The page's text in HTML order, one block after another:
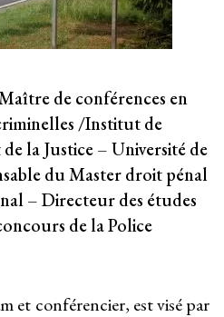
de conférences en
/Institut de
la Justice – Université de
du Master droit pénal
– Directeur des études
de la Police
et conférencier, est visé par